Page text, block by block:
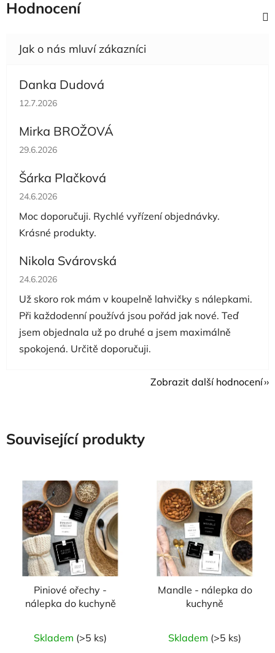
Hodnocení
Danka Dudová
Hodnocení obchodu je 5 z 5 hvězdiček.
12.7.2026
Mirka BROŽOVÁ
Hodnocení obchodu je 5 z 5 hvězdiček.
29.6.2026
Šárka Plačková
Hodnocení obchodu je 5 z 5 hvězdiček.
24.6.2026
Moc doporučuji. Rychlé vyřízení objednávky.
Krásné produkty.
Nikola Svárovská
Hodnocení obchodu je 5 z 5 hvězdiček.
24.6.2026
Už skoro rok mám v koupelně lahvičky s nálepkami.
Při každodenní používá jsou pořád jak nové. Teď
jsem objednala už po druhé a jsem maximálně
spokojená. Určitě doporučuji.
Zobrazit další hodnocení
Související produkty
Piniové ořechy -
nálepka do kuchyně
Skladem (>5 ks)
Mandle - nálepka do
kuchyně
Skladem (>5 ks)